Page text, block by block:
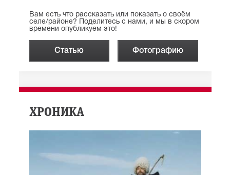
Вам есть что рассказать или показать о своём
селе/районе? Поделитесь с нами, и мы в скором
времени опубликуем это!
Статью Фотографию
ХРОНИКА